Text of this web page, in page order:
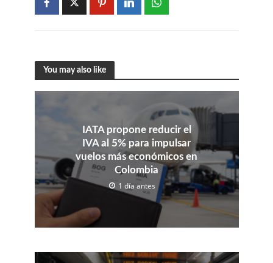
You may also like
IATA propone reducir el
IVA al 5% para impulsar
vuelos más económicos en
Colombia
1 día antes